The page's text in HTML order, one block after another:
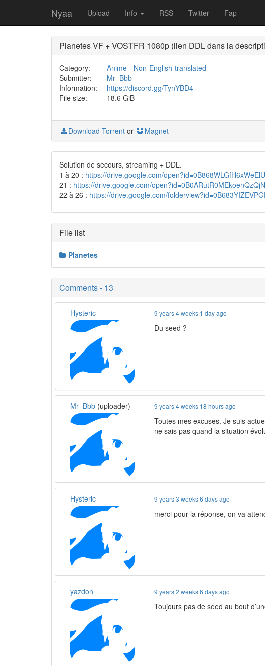
Nyaa Upload Info RSS Twitter Fap
Planetes VF + VOSTFR 1080p (lien DDL dans la
Category: Anime- Non-English-translated
Submitter:
Mr_Bbb
Information:
https://discord.gg/TynYBD4
File size:
18.6 GiB
Download Torrent or Magnet
Solution de secours, streaming + DDL.
1 à 20 : https://drive.google.com/
21 : https://drive.google.com/
22 à 26 : https://drive.google.com/
File list
Planetes
Comments - 13
Hysteric 9 years 4 weeks 1 day ago
Du seed ?
Mr_Bbb(uploader) 9 years 4 weeks 18 hours ago
Toutes mes excuses. Je suis
ne sais pas quand la situation
Hysteric 9 years 3 weeks 6 days ago
merci pour la réponse, on va
yazdon 9 years 2 weeks 6 days ago
Toujours pas de seed au bout